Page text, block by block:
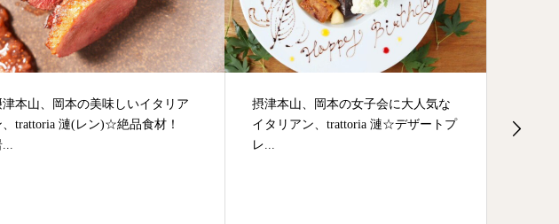
津本山、岡本の美味しいイタリア
、trattoria 漣(レン)☆絶品食材！
...
摂津本山、岡本の女子会に大人気な
イタリアン、trattoria 漣☆デザートプ
レ...
ン、